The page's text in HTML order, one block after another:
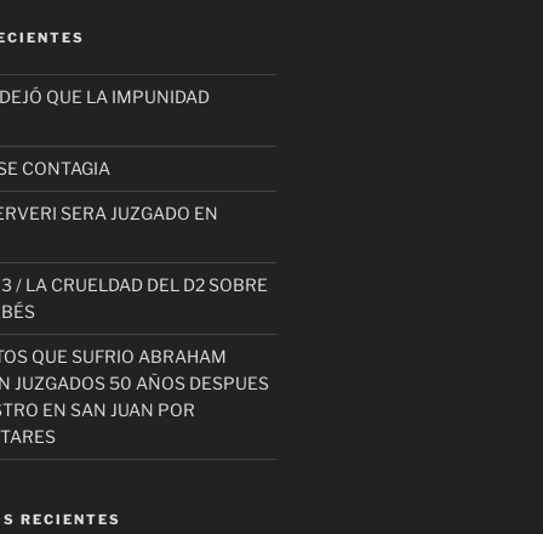
QUE LA IMPUNIDAD
CONTAGIA
SERA JUZGADO EN
/ LA CRUELDAD DEL D2 SOBRE
QUE SUFRIO ABRAHAM
JUZGADOS 50 AÑOS DESPUES
EN SAN JUAN POR
RECIENTES